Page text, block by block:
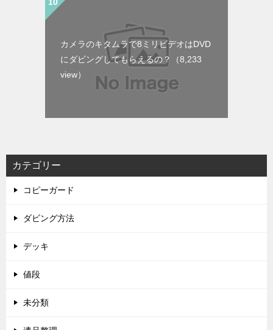
カメラのキタムラで8ミリビデオはDVD
にダビングしてもらえるの？
（8,233
view）
カテゴリー
コピーガード
ダビング方法
デッキ
値段
未分類